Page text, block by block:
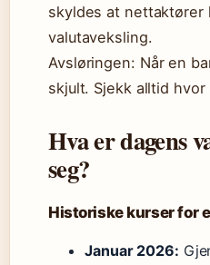
skyldes at nettaktører
valutaveksling.
Avsløringen: Når en
skjult. Sjekk alltid
Hva er dagens
seg?
Historiske kurser for
Januar 2026: